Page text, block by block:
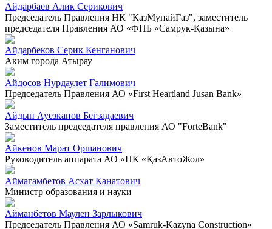
Айдарбаев Алик Серикович
Председатель Правления НК "КазМунайГаз", заместитель
председателя Правления АО «ФНБ «Самрук-Қазына»
Айдарбеков Серик Кенганович
Аким города Атырау
Айдосов Нурдаулет Галимович
Председатель Правления АО «First Heartland Jusan Bank»
Айдын Ауезканов Бегзадаевич
Заместитель председателя правления АО "ForteBank"
Айкенов Марат Оршанович
Руководитель аппарата АО «НК «ҚазАвтоЖол»
Аймагамбетов Асхат Канатович
Министр образования и науки
Айманбетов Маулен Зарлыкович
Председатель Правления АО «Samruk-Kazyna Construction»